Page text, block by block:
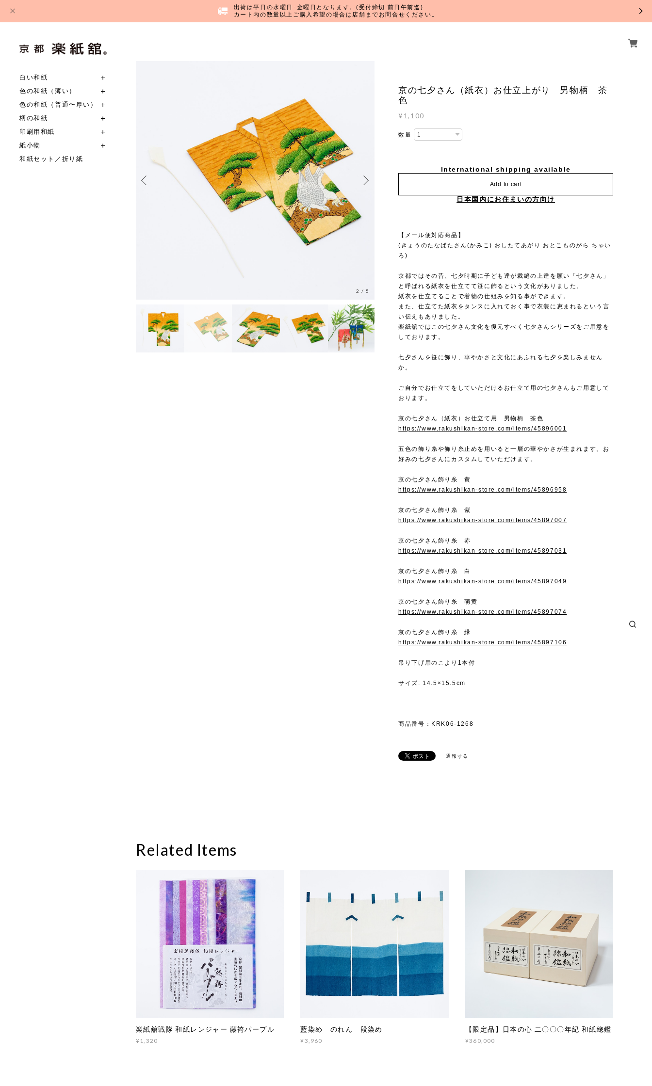
出荷は平日の水曜日･金曜日となります。(受付締切:前日午前迄)
カート内の数量以上ご購入希望の場合は店舗までお問合せください。
白い和紙
色の和紙（薄い）
色の和紙（普通〜厚い）
柄の和紙
印刷用和紙
紙小物
和紙セット／折り紙
2 /5
京の七夕さん（紙衣）お仕立上がり 男物柄 茶
色
¥1,100
数量
International shipping available
Add to cart
日本国内にお住まいの方向け
【メール便対応商品】
(きょうのたなばたさん(かみこ) おしたてあがり おとこものがら ちゃい
ろ)
京都ではその昔、七夕時期に子ども達が裁縫の上達を願い「七夕さん」
と呼ばれる紙衣を仕立てて笹に飾るという文化がありました。
紙衣を仕立てることで着物の仕組みを知る事ができます。
また、仕立てた紙衣をタンスに入れておく事で衣装に恵まれるという言
い伝えもありました。
楽紙舘ではこの七夕さん文化を復元すべく七夕さんシリーズをご用意を
しております。
七夕さんを笹に飾り、華やかさと文化にあふれる七夕を楽しみません
か。
ご自分でお仕立てをしていただけるお仕立て用の七夕さんもご用意して
おります。
京の七夕さん（紙衣）お仕立て用 男物柄 茶色
https://www.rakushikan-store.com/items/45896001
五色の飾り糸や飾り糸止めを用いると一層の華やかさが生まれます。お
好みの七夕さんにカスタムしていただけます。
京の七夕さん飾り糸 黄
https://www.rakushikan-store.com/items/45896958
京の七夕さん飾り糸 紫
https://www.rakushikan-store.com/items/45897007
京の七夕さん飾り糸 赤
https://www.rakushikan-store.com/items/45897031
京の七夕さん飾り糸 白
https://www.rakushikan-store.com/items/45897049
京の七夕さん飾り糸 萌黄
https://www.rakushikan-store.com/items/45897074
京の七夕さん飾り糸 緑
https://www.rakushikan-store.com/items/45897106
吊り下げ用のこより1本付
サイズ: 14.5×15.5cm
商品番号：KRK06-1268
通報する
Related Items
楽紙舘戦隊 和紙レンジャー 藤袴パープル
¥1,320
藍染め のれん 段染め
¥3,960
【限定品】日本の心 二〇〇〇年紀 和紙總鑑
¥360,000